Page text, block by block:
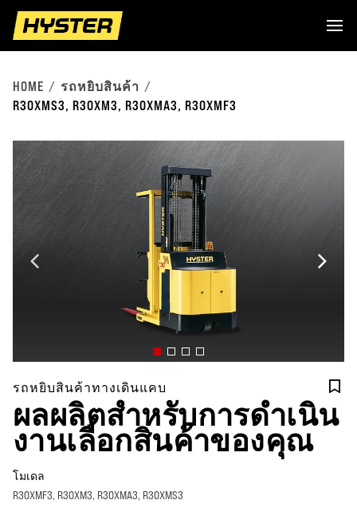
HOME
รถหยิบสินค้า
R30XMS3, R30XM3, R30XMA3, R30XMF3
รถหยิบสินค้าทางเดินแคบ
ผลผลิตสำหรับการดำเนิน
งานเลือกสินค้าของคุณ
โมเดล
R30XMF3, R30XM3, R30XMA3, R30XMS3